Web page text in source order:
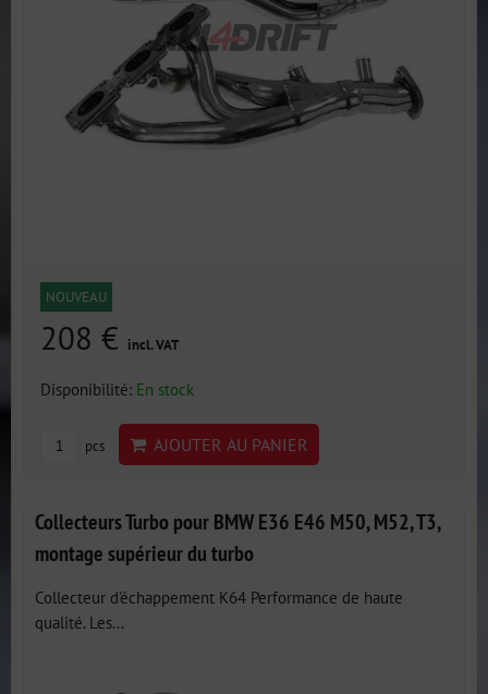
NOUVEAU
208 € incl. VAT
Disponibilité: En stock
pcs AJOUTER AU PANIER
Collecteurs Turbo pour BMW E36 E46 M50, M52, T3,
montage supérieur du turbo
Collecteur d'échappement K64 Performance de haute
qualité. Les...